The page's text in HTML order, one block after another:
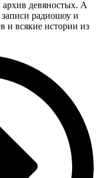
девяностых. А
радиошоу и
и всякие истории из